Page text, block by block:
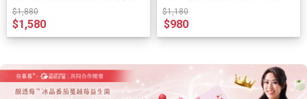
$1,880
$1,580
$1,180
$980